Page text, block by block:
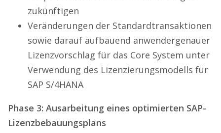
zukünftigen
Veränderungen der Standardtransaktionen
sowie darauf aufbauend anwendergenauer
Lizenzvorschlag für das Core System unter
Verwendung des Lizenzierungsmodells für
SAP S/4HANA
Phase 3: Ausarbeitung eines optimierten SAP-
Lizenzbebauungsplans